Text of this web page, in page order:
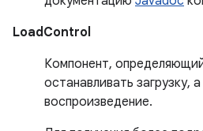
LoadControl
Компонент,
останавливать загрузку,
воспроизведение.